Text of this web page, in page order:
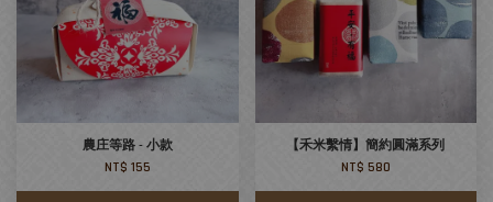
農庄等路 - 小款
NT$ 155
【禾米繫情】簡約圓滿系列
NT$ 580